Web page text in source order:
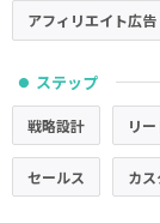
アフィリエイト広
● ステップ
戦略設計 リ
セールス カ